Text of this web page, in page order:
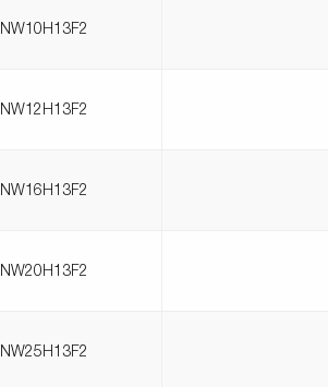
NW10H13F2
NW12H13F2
NW16H13F2
NW20H13F2
NW25H13F2